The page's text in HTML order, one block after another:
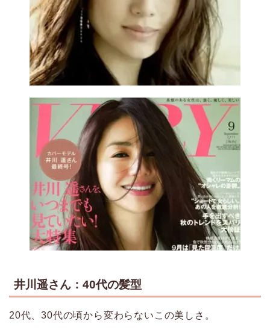
井川遥さん：40代の髪型
20代、30代の頃から変わらないこの美しさ。